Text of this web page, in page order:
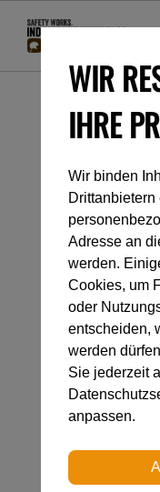
Startseite
WIR
IHRE
Wir binden
Adresse an
werden.
Cookies, um
oder
entscheiden,
werden
Sie jederzeit
anpassen.